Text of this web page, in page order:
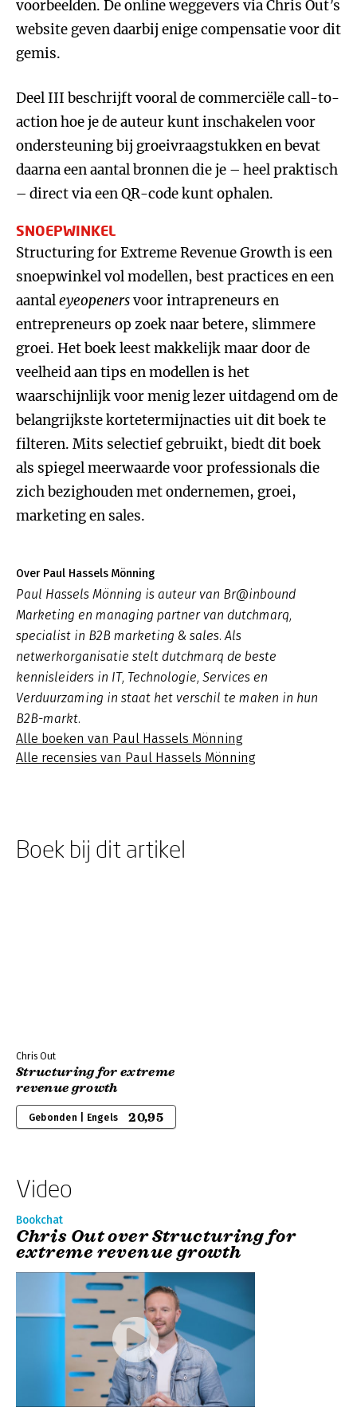
voorbeelden. De online weggevers via Chris Out’s
website geven daarbij enige compensatie voor dit
gemis.
Deel III beschrijft vooral de commerciële call-to-
action hoe je de auteur kunt inschakelen voor
ondersteuning bij groeivraagstukken en bevat
daarna een aantal bronnen die je – heel praktisch
– direct via een QR-code kunt ophalen.
SNOEPWINKEL
Structuring for Extreme Revenue Growth is een
snoepwinkel vol modellen, best practices en een
aantaleyeopenersvoor intrapreneurs en
entrepreneurs op zoek naar betere, slimmere
groei. Het boek leest makkelijk maar door de
veelheid aan tips en modellen is het
waarschijnlijk voor menig lezer uitdagend om de
belangrijkste kortetermijnacties uit dit boek te
filteren. Mits selectief gebruikt, biedt dit boek
als spiegel meerwaarde voor professionals die
zich bezighouden met ondernemen, groei,
marketing en sales.
Over Paul Hassels Mönning
Paul Hassels Mönning is auteur van Br@inbound
Marketing en managing partner van dutchmarq,
specialist in B2B marketing & sales. Als
netwerkorganisatie stelt dutchmarq de beste
kennisleiders in IT, Technologie, Services en
Verduurzaming in staat het verschil te maken in hun
B2B-markt.
Alle boeken van Paul Hassels Mönning
Alle recensies van Paul Hassels Mönning
Boek bij dit artikel
Chris Out
Structuring for extreme
revenue growth
Gebonden | Engels 20,95
Video
Bookchat
Chris Out over Structuring for
extreme revenue growth